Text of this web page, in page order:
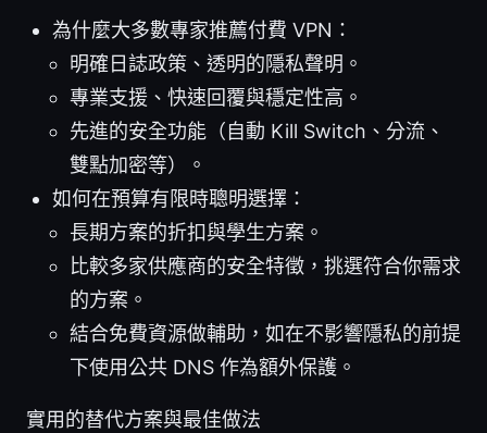
為什麼大多數專家推薦付費 VPN：
明確日誌政策、透明的隱私聲明。
專業支援、快速回覆與穩定性高。
先進的安全功能（自動 Kill Switch、分流、
雙點加密等）。
如何在預算有限時聰明選擇：
長期方案的折扣與學生方案。
比較多家供應商的安全特徵，挑選符合你需求
的方案。
結合免費資源做輔助，如在不影響隱私的前提
下使用公共 DNS 作為額外保護。
實用的替代方案與最佳做法